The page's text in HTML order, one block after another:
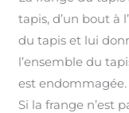
tapis, d’un bout à
du tapis et lui
l’ensemble du
est endommagée.
Si la frange n’est